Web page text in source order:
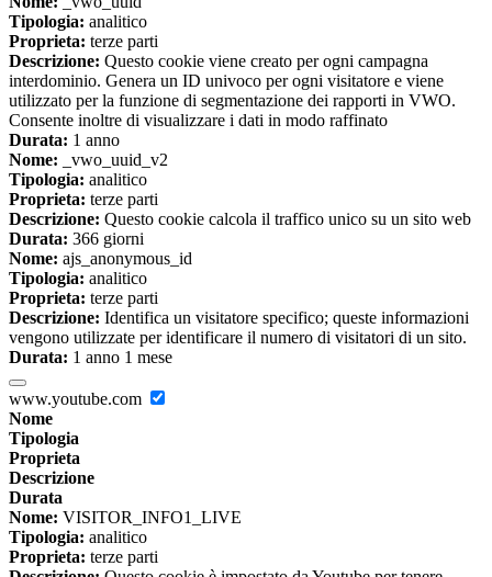
Tipologia: analitico
Proprieta: terze parti
Descrizione: Questo cookie viene creato per ogni campagna
interdominio. Genera un ID univoco per ogni visitatore e viene
utilizzato per la funzione di segmentazione dei rapporti in VWO.
Consente inoltre di visualizzare i dati in modo raffinato
Durata: 1 anno
Nome: _vwo_uuid_v2
Tipologia: analitico
Proprieta: terze parti
Descrizione: Questo cookie calcola il traffico unico su un sito web
Durata: 366 giorni
Nome: ajs_anonymous_id
Tipologia: analitico
Proprieta: terze parti
Descrizione: Identifica un visitatore specifico; queste informazioni
vengono utilizzate per identificare il numero di visitatori di un sito.
Durata: 1 anno 1 mese
www.youtube.com
Nome
Tipologia
Proprieta
Descrizione
Durata
Nome: VISITOR_INFO1_LIVE
Tipologia: analitico
Proprieta: terze parti